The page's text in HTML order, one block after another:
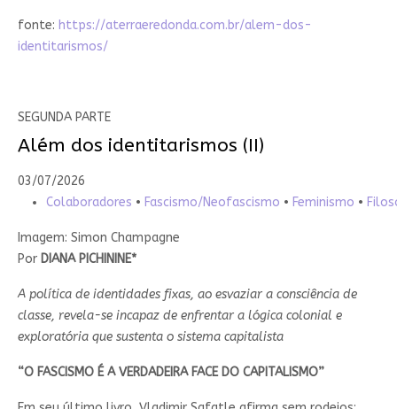
fonte: https://aterraeredonda.com.br/alem-dos-
identitarismos/
SEGUNDA PARTE
Além dos identitarismos (II)
03/07/2026
Colaboradores • Fascismo/Neofascismo • Feminismo •
Imagem: Simon Champagne
Por DIANA PICHININE*
A política de identidades fixas, ao esvaziar a consciência de
classe, revela-se incapaz de enfrentar a lógica colonial e
exploratória que sustenta o sistema capitalista
“O FASCISMO É A VERDADEIRA FACE DO CAPITALISMO”